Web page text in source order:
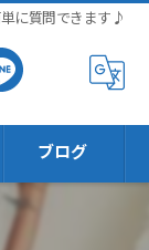
に質問できます♪
ブログ